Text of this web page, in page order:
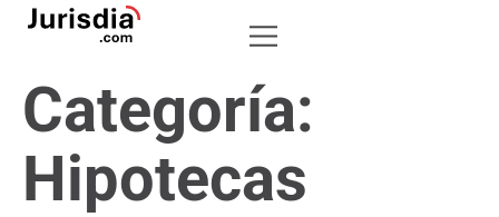
Categoría:
Hipotecas